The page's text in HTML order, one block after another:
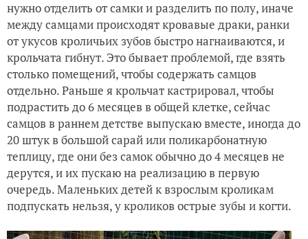
нужно отделить от самки и разделить по полу, иначе
между самцами происходят кровавые драки, ранки
от укусов кроличьих зубов быстро нагнаиваются, и
крольчата гибнут. Это бывает проблемой, где взять
столько помещений, чтобы содержать самцов
отдельно. Раньше я крольчат кастрировал, чтобы
подрастить до 6 месяцев в общей клетке, сейчас
самцов в раннем детстве выпускаю вместе, иногда до
20 штук в большой сарай или поликарбонатную
теплицу, где они без самок обычно до 4 месяцев не
дерутся, и их пускаю на реализацию в первую
очередь. Маленьких детей к взрослым кроликам
подпускать нельзя, у кроликов острые зубы и когти.